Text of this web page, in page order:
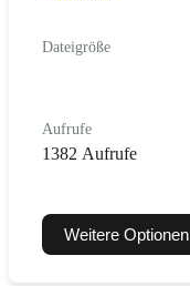
Dateigröße
Aufrufe
1382 Aufrufe
Weitere Optionen